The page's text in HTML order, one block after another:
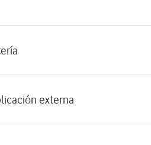
externa